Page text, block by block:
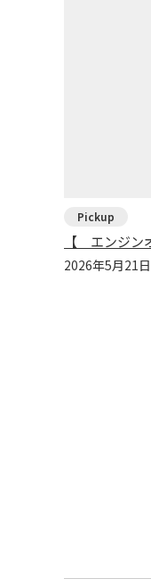
【 エンジン
2026年5月21日